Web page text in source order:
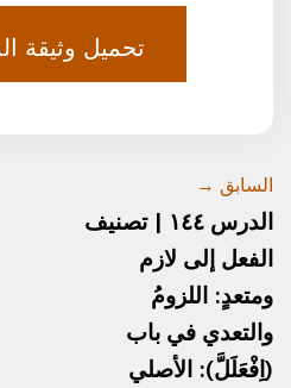
تحميل وثيقة
السابق →
الدرس ١٤٤ | تصنيف
الفعل إلى لازم
ومتعدٍ: اللزومُ
والتعدي في باب
(اِفْعَلَلَّ): الأصلي